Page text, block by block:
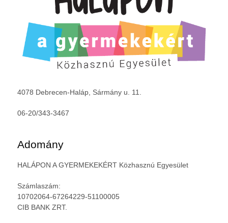
4078 Debrecen-Haláp, Sármány u. 11.
06-20/343-3467
Adomány
HALÁPON A GYERMEKEKÉRT Közhasznú Egyesület
Számlaszám:
10702064-67264229-51100005
CIB BANK ZRT.